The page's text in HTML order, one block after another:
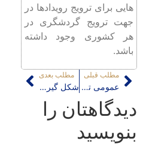
هایی برای ترویج رویدادها در
جهت ترویج گردشگری در
هر کشوری وجود داشته
باشد.
مطلب قبلی
عمومی ترین خصوصی
مطلب بعدی
شکل گیری اداره بلدیه و چرخش گفتمان غالب در بازتولید منظر شهرهای معاصر از اجتماعی به سیاسی
دیدگاهتان را
بنویسید